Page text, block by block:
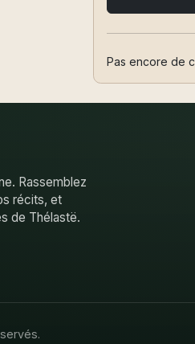
Pas encore de
Rassemblez
récits, et
de Thélastë.